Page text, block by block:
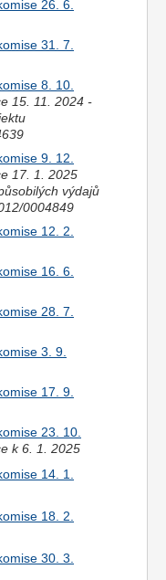
26. 6.
31. 7.
8. 10.
15. 11. 2024 -
9. 12.
17. 1. 2025
výdajů
0004849
12. 2.
16. 6.
28. 7.
3. 9.
17. 9.
23. 10.
k 6. 1. 2025
14. 1.
18. 2.
30. 3.